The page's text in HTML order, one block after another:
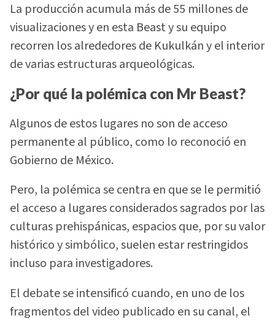
La producción acumula más de 55 millones de
visualizaciones y en esta Beast y su equipo
recorren los alrededores de Kukulkán y el interior
de varias estructuras arqueológicas.
¿Por qué la polémica con Mr Beast?
Algunos de estos lugares no son de acceso
permanente al público, como lo reconoció en
Gobierno de México.
Pero, la polémica se centra en que se le permitió
el acceso a lugares considerados sagrados por las
culturas prehispánicas, espacios que, por su valor
histórico y simbólico, suelen estar restringidos
incluso para investigadores.
El debate se intensificó cuando, en uno de los
fragmentos del video publicado en su canal, el